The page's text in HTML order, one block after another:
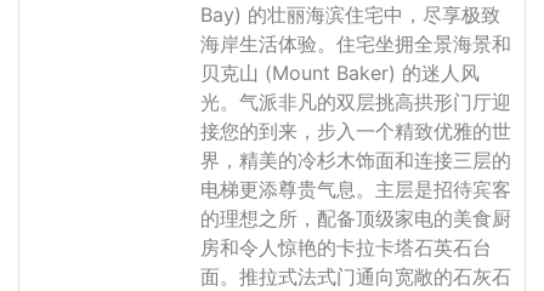
Bay) 的壮丽海滨住宅中，尽享极致
海岸生活体验。住宅坐拥全景海景和
贝克山 (Mount Baker) 的迷人风
光。气派非凡的双层挑高拱形门厅迎
接您的到来，步入一个精致优雅的世
界，精美的冷杉木饰面和连接三层的
电梯更添尊贵气息。主层是招待宾客
的理想之所，配备顶级家电的美食厨
房和令人惊艳的卡拉卡塔石英石台
面。推拉式法式门通向宽敞的石灰石